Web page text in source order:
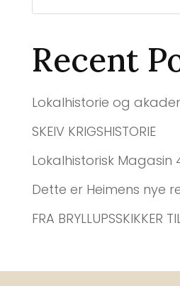
Recent
Lokalhistorie og
SKEIV KRIGSHISTORIE
Lokalhistorisk Magasin
Dette er Heimens nye
FRA BRYLLUPSSKIKKER